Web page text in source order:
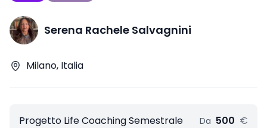
Serena Rachele Salvagnini
Milano, Italia
Progetto Life Coaching Semestrale Da 500 €